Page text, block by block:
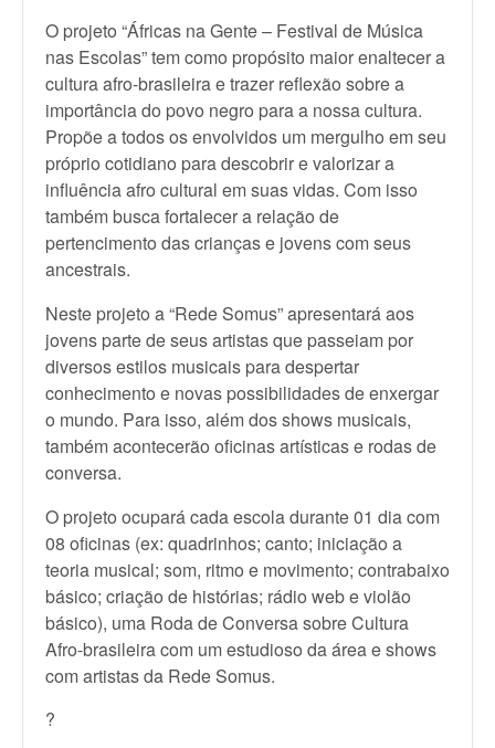
O projeto “Áfricas na Gente – Festival de Música
nas Escolas” tem como propósito maior enaltecer a
cultura afro-brasileira e trazer reflexão sobre a
importância do povo negro para a nossa cultura.
Propõe a todos os envolvidos um mergulho em seu
próprio cotidiano para descobrir e valorizar a
influência afro cultural em suas vidas. Com isso
também busca fortalecer a relação de
pertencimento das crianças e jovens com seus
ancestrais.
Neste projeto a “Rede Somus” apresentará aos
jovens parte de seus artistas que passeiam por
diversos estilos musicais para despertar
conhecimento e novas possibilidades de enxergar
o mundo. Para isso, além dos shows musicais,
também acontecerão oficinas artísticas e rodas de
conversa.
O projeto ocupará cada escola durante 01 dia com
08 oficinas (ex: quadrinhos; canto; iniciação a
teoria musical; som, ritmo e movimento; contrabaixo
básico; criação de histórias; rádio web e violão
básico), uma Roda de Conversa sobre Cultura
Afro-brasileira com um estudioso da área e shows
com artistas da Rede Somus.
?